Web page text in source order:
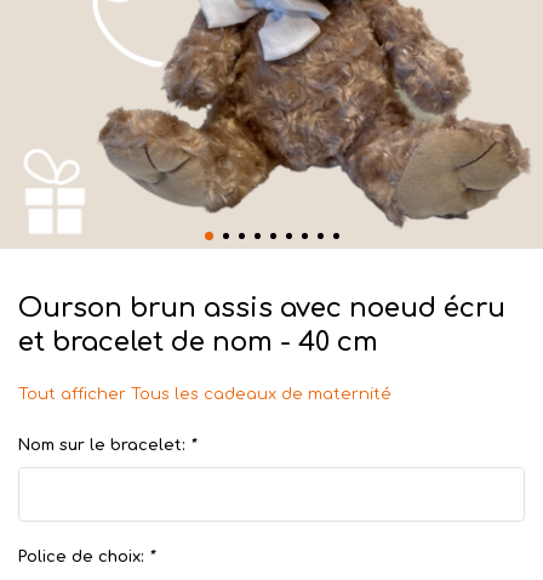
Ourson brun assis avec noeud écru
et bracelet de nom - 40 cm
Tout afficher Tous les cadeaux de maternité
Nom sur le bracelet: *
Police de choix: *